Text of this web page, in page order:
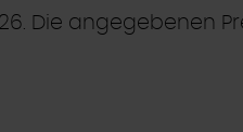
Die angegebenen